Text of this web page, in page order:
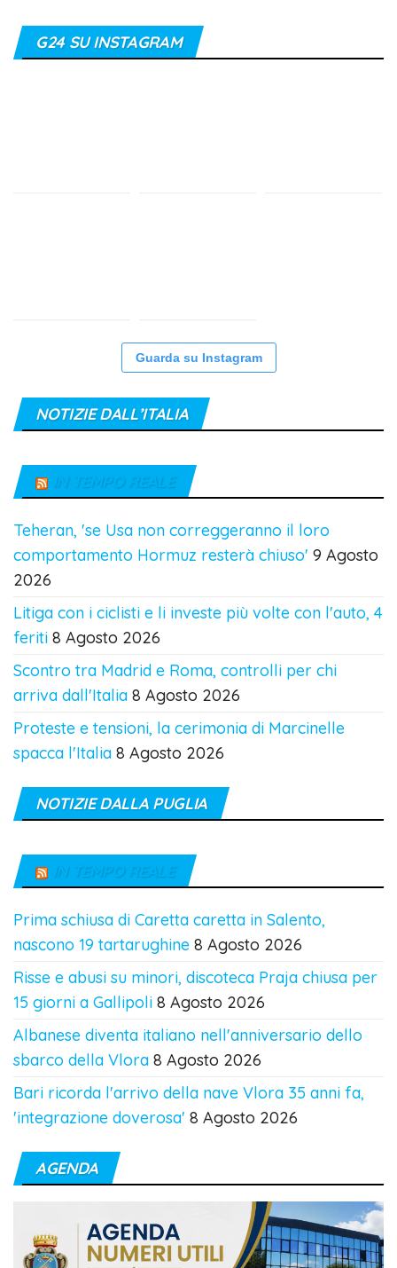
G24 SU INSTAGRAM
Guarda su Instagram
NOTIZIE DALL’ITALIA
IN TEMPO REALE
Teheran, 'se Usa non correggeranno il loro
comportamento Hormuz resterà chiuso' 9 Agosto
2026
Litiga con i ciclisti e li investe più volte con l'auto, 4
feriti 8 Agosto 2026
Scontro tra Madrid e Roma, controlli per chi
arriva dall'Italia 8 Agosto 2026
Proteste e tensioni, la cerimonia di Marcinelle
spacca l'Italia 8 Agosto 2026
NOTIZIE DALLA PUGLIA
IN TEMPO REALE
Prima schiusa di Caretta caretta in Salento,
nascono 19 tartarughine 8 Agosto 2026
Risse e abusi su minori, discoteca Praja chiusa per
15 giorni a Gallipoli 8 Agosto 2026
Albanese diventa italiano nell'anniversario dello
sbarco della Vlora 8 Agosto 2026
Bari ricorda l'arrivo della nave Vlora 35 anni fa,
'integrazione doverosa' 8 Agosto 2026
AGENDA